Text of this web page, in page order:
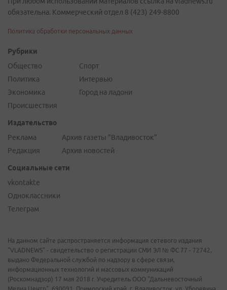
обязательна. Коммерческий отдел 8 (423) 249-8800
Политика обработки персональных данных
Рубрики
Общество
Политика
Экономика
Происшествия
Спорт
Интервью
Город на ладони
Издательство
Реклама
Редакция
Архив газеты "Владивосток"
Архив новостей
Социальные сети
vkontakte
Одноклассники
Телеграм
На данном сайте распространяется информация сетевого издания
"VLADNEWS" - свидетельство о регистрации СМИ ЭЛ № ФС 77 - 72742,
выдано Федеральной службой по надзору в сфере связи,
информационных технологий и массовых коммуникаций
(Роскомнадзор) 17 мая 2018 г. Учредитель ООО "Дальневосточный